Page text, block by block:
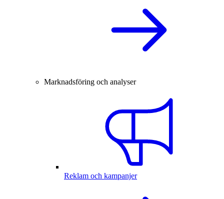
Marknadsföring och analyser
Reklam och kampanjer